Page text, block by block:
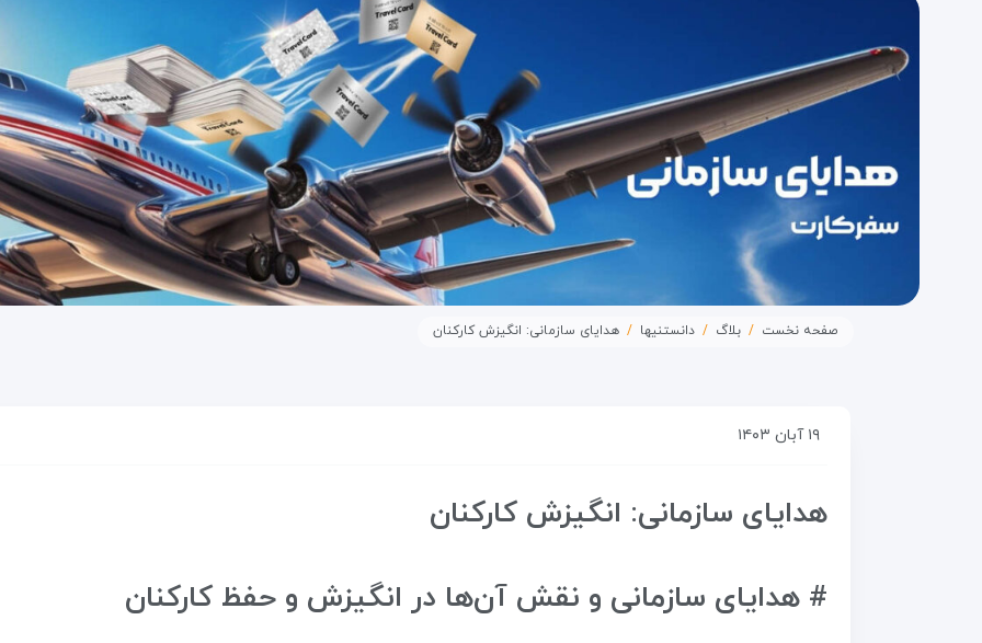
صفحه نخست بلاگ دانستنیها هدایای سازمانی: انگیزش کارکنان
۱۹ آبان ۱۴۰۳
هدایای سازمانی: انگیزش کارکنان
# هدایای سازمانی و نقش آن‌ها در انگیزش و حفظ کارکنان